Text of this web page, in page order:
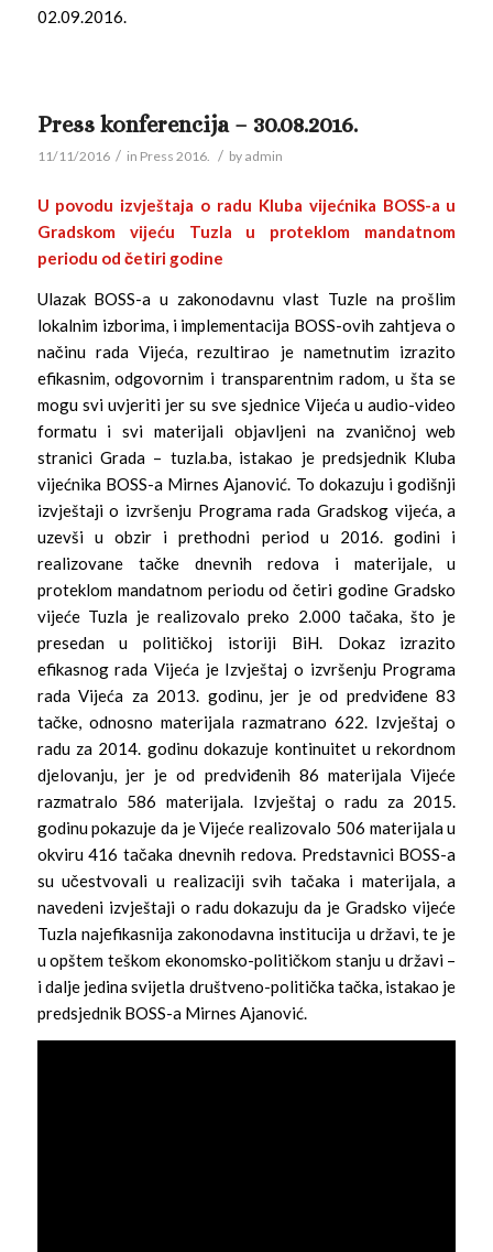
02.09.2016.
Press konferencija – 30.08.2016.
11/11/2016 / in Press 2016. / by admin
U povodu izvještaja o radu Kluba vijećnika BOSS-a u
Gradskom vijeću Tuzla u proteklom mandatnom
periodu od četiri godine
Ulazak BOSS-a u zakonodavnu vlast Tuzle na prošlim
lokalnim izborima, i implementacija BOSS-ovih zahtjeva o
načinu rada Vijeća, rezultirao je nametnutim izrazito
efikasnim, odgovornim i transparentnim radom, u šta se
mogu svi uvjeriti jer su sve sjednice Vijeća u audio-video
formatu i svi materijali objavljeni na zvaničnoj web
stranici Grada – tuzla.ba, istakao je predsjednik Kluba
vijećnika BOSS-a Mirnes Ajanović. To dokazuju i godišnji
izvještaji o izvršenju Programa rada Gradskog vijeća, a
uzevši u obzir i prethodni period u 2016. godini i
realizovane tačke dnevnih redova i materijale, u
proteklom mandatnom periodu od četiri godine Gradsko
vijeće Tuzla je realizovalo preko 2.000 tačaka, što je
presedan u političkoj istoriji BiH. Dokaz izrazito
efikasnog rada Vijeća je Izvještaj o izvršenju Programa
rada Vijeća za 2013. godinu, jer je od predviđene 83
tačke, odnosno materijala razmatrano 622. Izvještaj o
radu za 2014. godinu dokazuje kontinuitet u rekordnom
djelovanju, jer je od predviđenih 86 materijala Vijeće
razmatralo 586 materijala. Izvještaj o radu za 2015.
godinu pokazuje da je Vijeće realizovalo 506 materijala u
okviru 416 tačaka dnevnih redova. Predstavnici BOSS-a
su učestvovali u realizaciji svih tačaka i materijala, a
navedeni izvještaji o radu dokazuju da je Gradsko vijeće
Tuzla najefikasnija zakonodavna institucija u državi, te je
u opštem teškom ekonomsko-političkom stanju u državi –
i dalje jedina svijetla društveno-politička tačka, istakao je
predsjednik BOSS-a Mirnes Ajanović.